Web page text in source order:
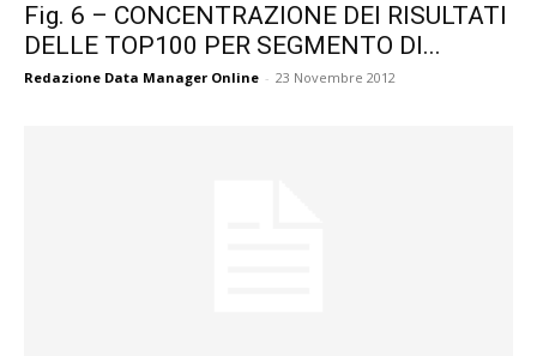
Fig. 6 – CONCENTRAZIONE DEI RISULTATI
DELLE TOP100 PER SEGMENTO DI...
Redazione Data Manager Online - 23 Novembre 2012